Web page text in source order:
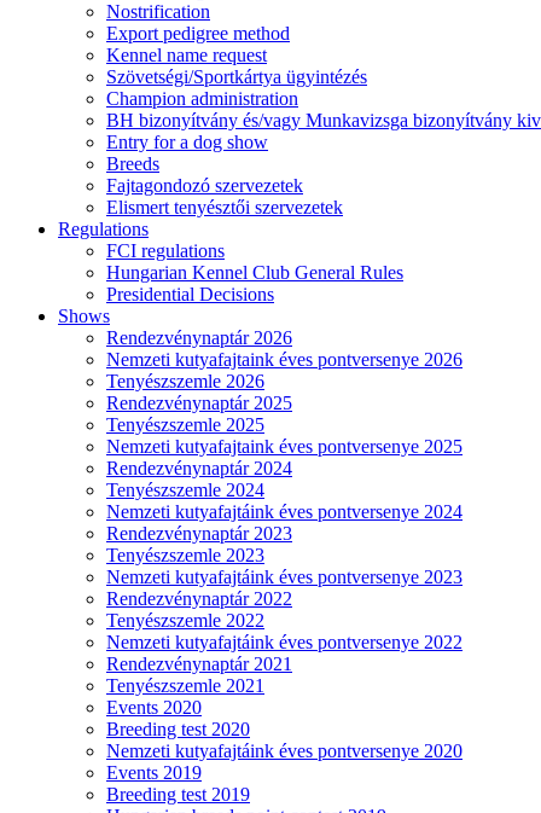
Nostrification
Export pedigree method
Kennel name request
Szövetségi/Sportkártya ügyintézés
Champion administration
BH bizonyítvány és/vagy Munkavizsga bizonyítvány
Entry for a dog show
Breeds
Fajtagondozó szervezetek
Elismert tenyésztői szervezetek
Regulations
FCI regulations
Hungarian Kennel Club General Rules
Presidential Decisions
Shows
Rendezvénynaptár 2026
Nemzeti kutyafajtaink éves pontversenye 2026
Tenyészszemle 2026
Rendezvénynaptár 2025
Tenyészszemle 2025
Nemzeti kutyafajtaink éves pontversenye 2025
Rendezvénynaptár 2024
Tenyészszemle 2024
Nemzeti kutyafajtáink éves pontversenye 2024
Rendezvénynaptár 2023
Tenyészszemle 2023
Nemzeti kutyafajtáink éves pontversenye 2023
Rendezvénynaptár 2022
Tenyészszemle 2022
Nemzeti kutyafajtáink éves pontversenye 2022
Rendezvénynaptár 2021
Tenyészszemle 2021
Events 2020
Breeding test 2020
Nemzeti kutyafajtáink éves pontversenye 2020
Events 2019
Breeding test 2019